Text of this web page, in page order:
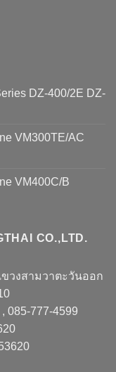
DZ-400/2E DZ-
VM300TE/AC
VM400C/B
CO.,LTD.
วงสามวาตะวันออก
085-777-4599